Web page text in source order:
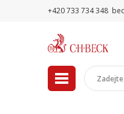
+420 733 734 348